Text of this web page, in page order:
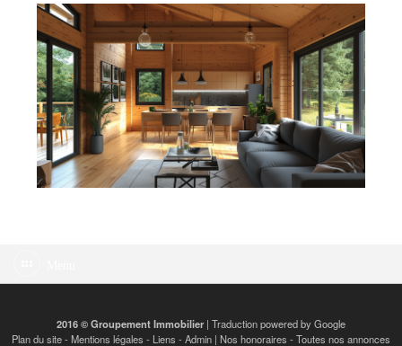
2016 © Groupement Immobilier | Traduction powered by Google
Plan du site- Mentions légales - Liens - Admin | Nos honoraires - Toutes nos annonces